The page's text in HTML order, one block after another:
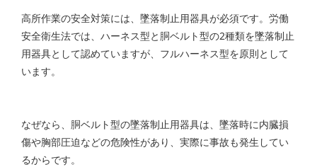
高所作業の安全対策には、墜落制止用器具が必須です。労働
安全衛生法では、ハーネス型と胴ベルト型の2種類を墜落制止
用器具として認めていますが、フルハーネス型を原則として
います。
なぜなら、胴ベルト型の墜落制止用器具は、墜落時に内臓損
傷や胸部圧迫などの危険性があり、実際に事故も発生してい
るからです。